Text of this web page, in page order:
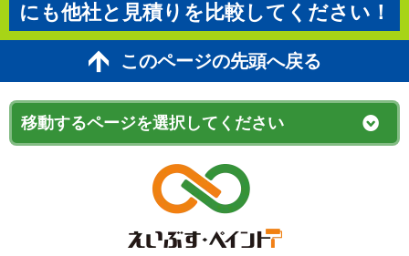
にも他社と見積りを比較してください！
このページの先頭へ戻る